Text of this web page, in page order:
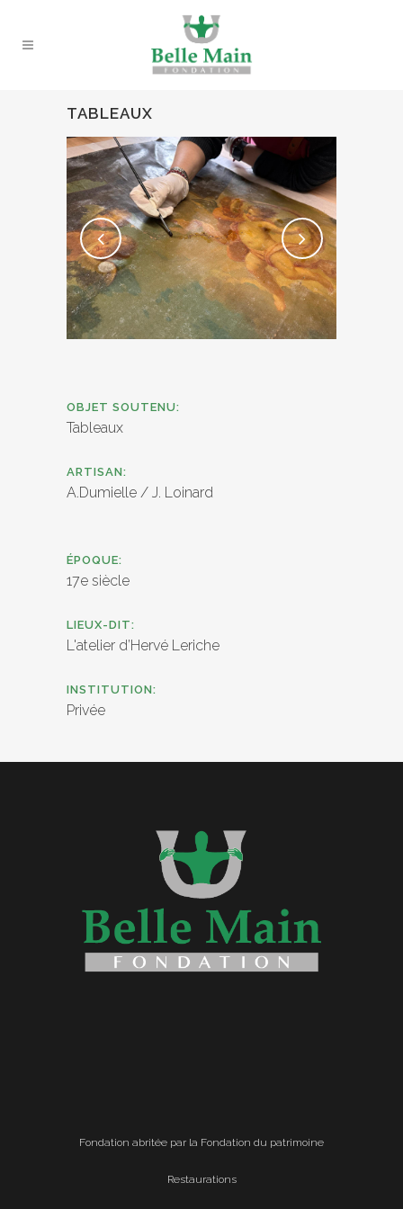
TABLEAUX
OBJET SOUTENU:
Tableaux
ARTISAN:
A.Dumielle / J. Loinard
ÉPOQUE:
17e siècle
LIEUX-DIT:
L'atelier d’Hervé Leriche
INSTITUTION:
Privée
Fondation abritée par la Fondation du patrimoine
Restaurations